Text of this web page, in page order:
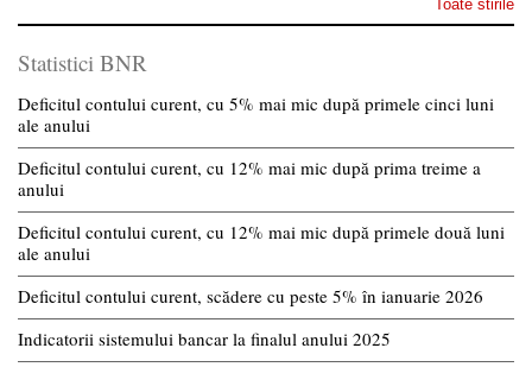
Toate stirile
Statistici BNR
Deficitul contului curent, cu 5% mai mic după primele cinci luni
ale anului
Deficitul contului curent, cu 12% mai mic după prima treime a
anului
Deficitul contului curent, cu 12% mai mic după primele două luni
ale anului
Deficitul contului curent, scădere cu peste 5% în ianuarie 2026
Indicatorii sistemului bancar la finalul anului 2025